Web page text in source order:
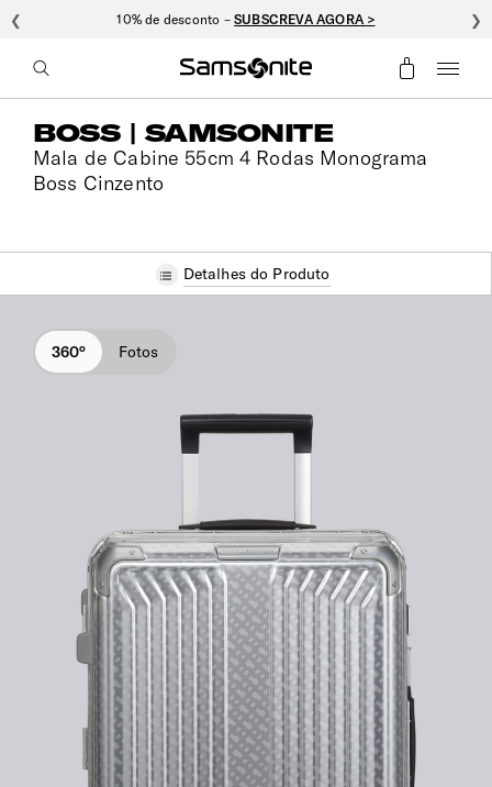
10% de desconto –SUBSCREVA AGORA >
❮ ❯
BOSS | SAMSONITE
Mala de Cabine 55cm 4 Rodas Monograma
Boss Cinzento
Detalhes do Produto
360° Fotos